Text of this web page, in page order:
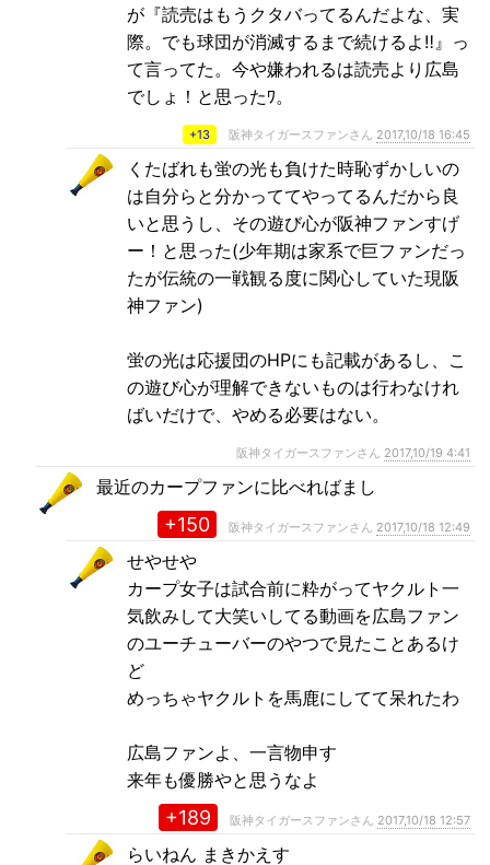
が『読売はもうクタバってるんだよな、実
際。でも球団が消滅するまで続けるよ‼』っ
て言ってた。今や嫌われるは読売より広島
でしょ！と思ったﾜ。
+13 阪神タイガースファンさん 2017,10/18 16:45
くたばれも蛍の光も負けた時恥ずかしいの
は自分らと分かっててやってるんだから良
いと思うし、その遊び心が阪神ファンすげ
ー！と思った(少年期は家系で巨ファンだっ
たが伝統の一戦観る度に関心していた現阪
神ファン)
蛍の光は応援団のHPにも記載があるし、こ
の遊び心が理解できないものは行わなけれ
ばいだけで、やめる必要はない。
阪神タイガースファンさん 2017,10/19 4:41
最近のカープファンに比べればまし
+150 阪神タイガースファンさん 2017,10/18 12:49
せやせや
カープ女子は試合前に粋がってヤクルト一
気飲みして大笑いしてる動画を広島ファン
のユーチューバーのやつで見たことあるけ
ど
めっちゃヤクルトを馬鹿にしてて呆れたわ
広島ファンよ、一言物申す
来年も優勝やと思うなよ
+189 阪神タイガースファンさん 2017,10/18 12:57
らいねん まきかえす